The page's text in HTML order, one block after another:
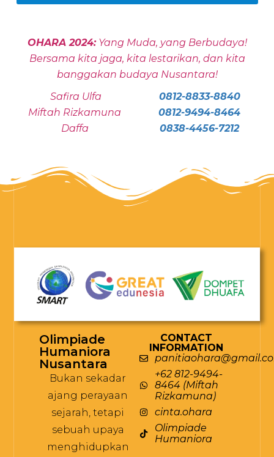
OHARA 2024:Yang Muda, yang Berbudaya!
Bersama kita jaga, kita lestarikan, dan kita
banggakan budaya Nusantara!
Safira Ulfa
Miftah Rizkamuna
Daffa
0812-8833-8840
0812-9494-8464
0838-4456-7212
Olimpiade
Humaniora
Nusantara
Bukan sekadar
ajang perayaan
sejarah, tetapi
sebuah upaya
menghidupkan
CONTACT
INFORMATION
+62 812-9494-
8464 (Miftah
Rizkamuna)
cinta.ohara
Olimpiade
Humaniora